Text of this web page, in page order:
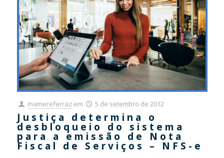
mamereferraz em 5 de setembro de 2012
Justiça determina o
desbloqueio do sistema
para a emissão de Nota
Fiscal de Serviços – NFS-e